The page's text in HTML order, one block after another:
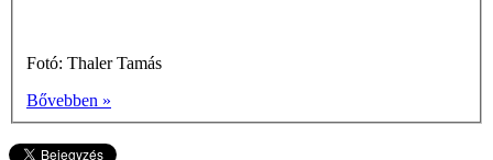
Fotó: Thaler Tamás
Bővebben »